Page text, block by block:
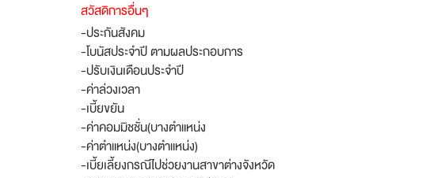
สวัสดิการอื่นๆ
-ประกันสังคม
-โบนัสประจำปี ตามผลประกอบการ
-ปรับเงินเดือนประจำปี
-ค่าล่วงเวลา
-เบี้ยขยัน
-ค่าคอมมิชชั่น(บางตำแหน่ง
-ค่าตำแหน่ง(บางตำแหน่ง)
-เบี้ยเลี้ยงกรณีไปช่วยงานสาขาต่างจังหวัด